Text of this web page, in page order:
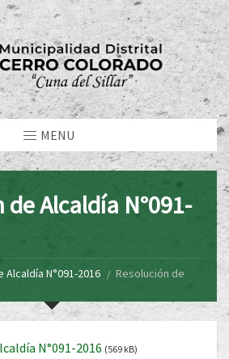
MENU
de Alcaldía N°091-
Alcaldía N°091-2016
Resolución de
N°091-2016 (569 kB)